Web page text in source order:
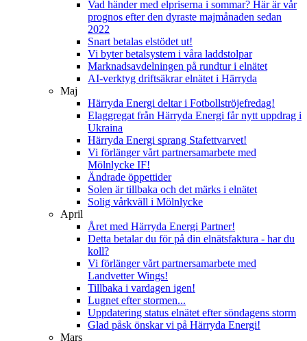
Vad händer med elpriserna i sommar? Här är vår
prognos efter den dyraste majmånaden sedan
2022
Snart betalas elstödet ut!
Vi byter betalsystem i våra laddstolpar
Marknadsavdelningen på rundtur i elnätet
AI-verktyg driftsäkrar elnätet i Härryda
Maj
Härryda Energi deltar i Fotbollströjefredag!
Elaggregat från Härryda Energi får nytt uppdrag i
Ukraina
Härryda Energi sprang Stafettvarvet!
Vi förlänger vårt partnersamarbete med
Mölnlycke IF!
Ändrade öppettider
Solen är tillbaka och det märks i elnätet
Solig vårkväll i Mölnlycke
April
Året med Härryda Energi Partner!
Detta betalar du för på din elnätsfaktura - har du
koll?
Vi förlänger vårt partnersamarbete med
Landvetter Wings!
Tillbaka i vardagen igen!
Lugnet efter stormen...
Uppdatering status elnätet efter söndagens storm
Glad påsk önskar vi på Härryda Energi!
Mars